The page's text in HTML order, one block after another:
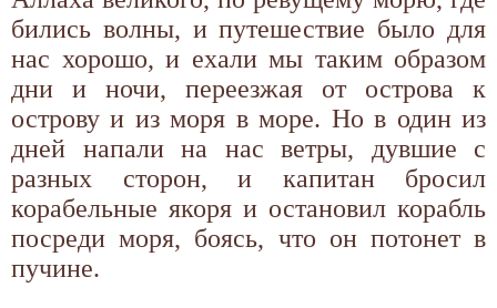
бились волны, и путешествие было для
нас хорошо, и ехали мы таким образом
дни и ночи, переезжая от острова к
острову и из моря в море. Но в один из
дней напали на нас ветры, дувшие с
разных сторон, и капитан бросил
корабельные якоря и остановил корабль
посреди моря, боясь, что он потонет в
пучине.